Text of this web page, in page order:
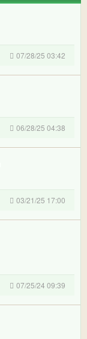
07/28/25 03:42
06/28/25 04:38
03/21/25 17:00
07/25/24 09:39